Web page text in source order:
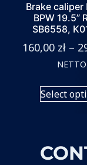
Brake caliper
BPW 19.5”
SB6558,
160,00 zł –
NETTO
Select